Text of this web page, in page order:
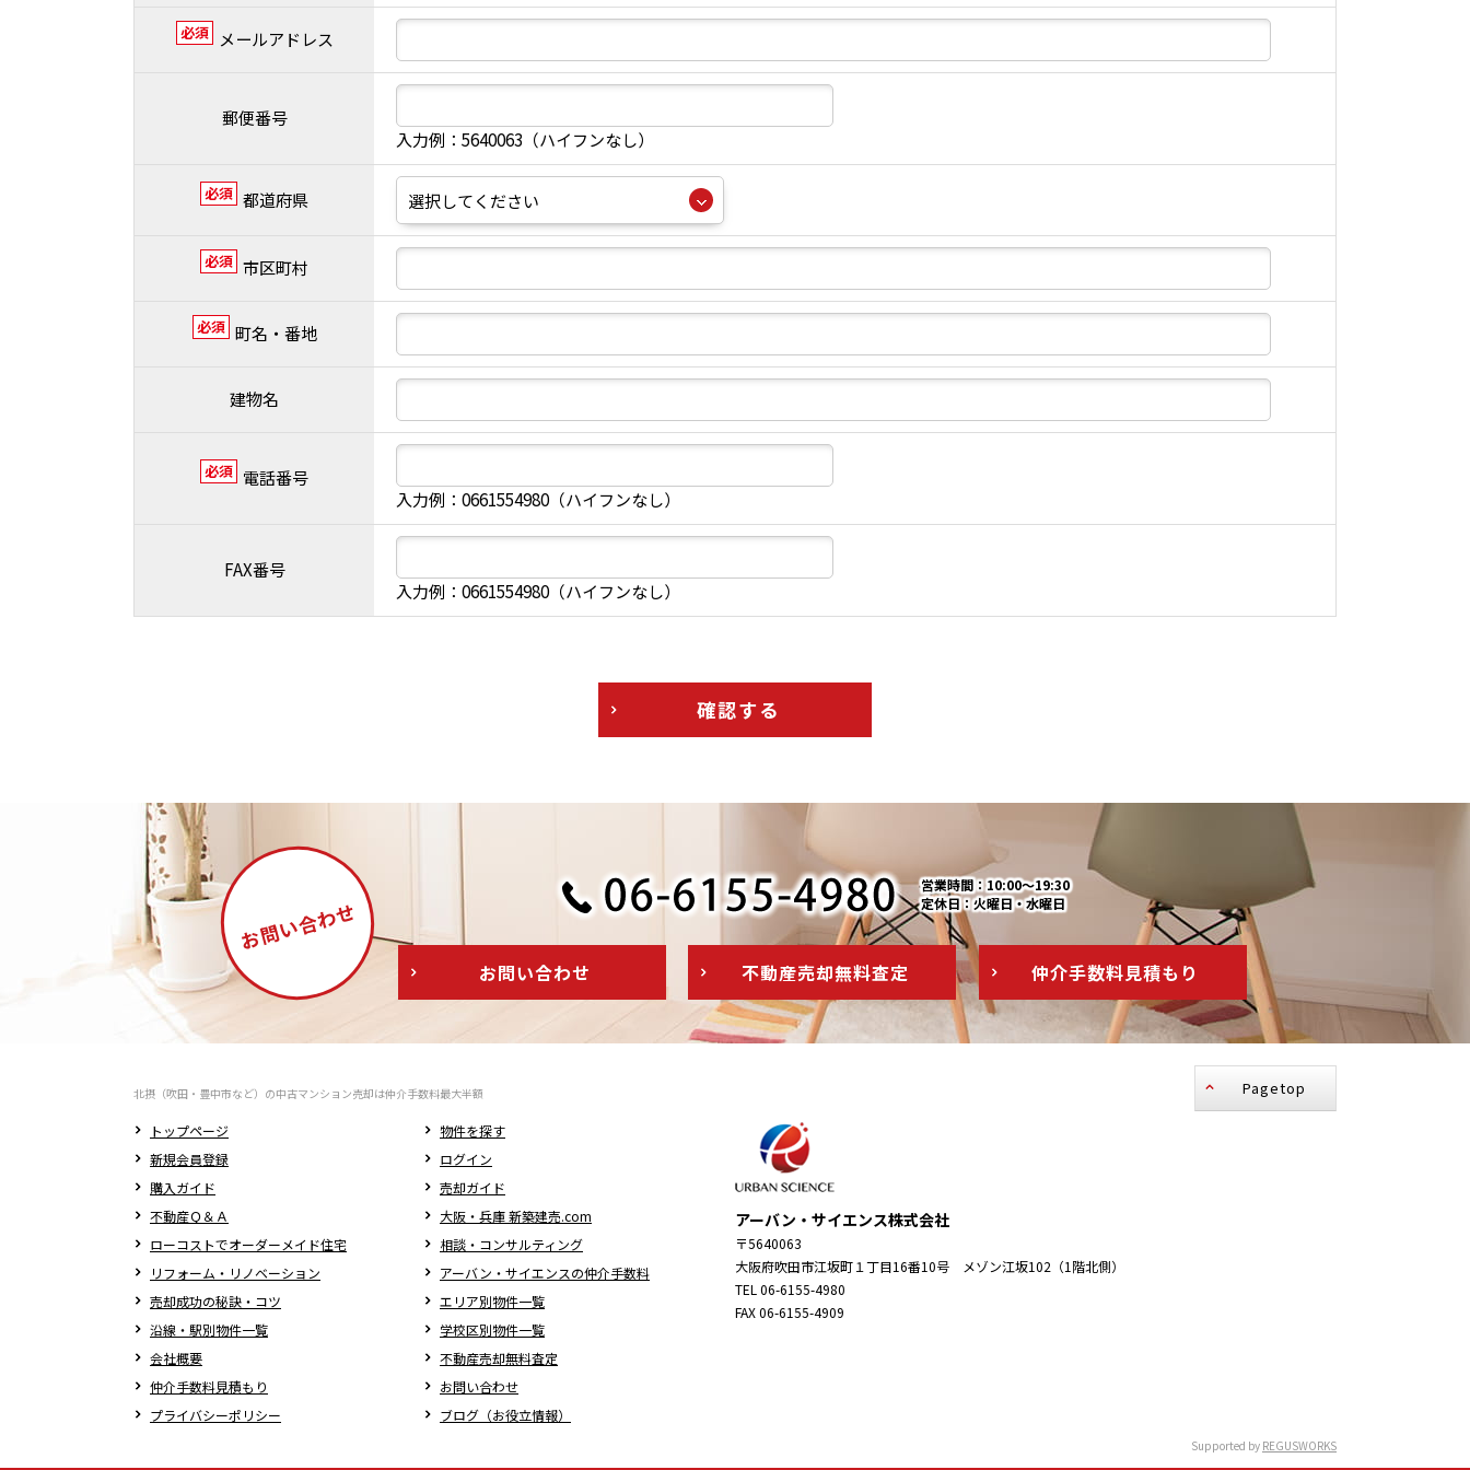
必須 メールアドレス
郵便番号
入力例：5640063（ハイフンなし）
必須 都道府県
必須 市区町村
必須 町名・番地
建物名
必須 電話番号
入力例：0661554980（ハイフンなし）
FAX番号
入力例：0661554980（ハイフンなし）
確認する
お問い合わせ
営業時間：10:00～19:30
定休日：火曜日・水曜日
お問い合わせ 不動産売却無料査定 仲介手数料見積もり
Pagetop
北摂（吹田・豊中市など）の中古マンション売却は仲介手数料最大半額
トップページ
物件を探す
新規会員登録
ログイン
購入ガイド
売却ガイド
不動産Ｑ＆Ａ
大阪・兵庫 新築建売.com
ローコストでオーダーメイド住宅
相談・コンサルティング
リフォーム・リノベーション
アーバン・サイエンスの仲介手数料
売却成功の秘訣・コツ
エリア別物件一覧
沿線・駅別物件一覧
学校区別物件一覧
会社概要
不動産売却無料査定
仲介手数料見積もり
お問い合わせ
プライバシーポリシー
ブログ（お役立情報）
アーバン・サイエンス株式会社
〒5640063
大阪府吹田市江坂町１丁目16番10号 メゾン江坂102（1階北側）
TEL 06-6155-4980
FAX 06-6155-4909
Supported by REGUSWORKS